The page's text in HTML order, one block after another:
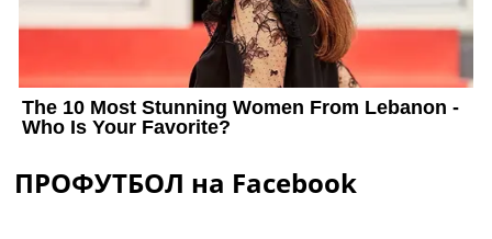
ПРОФУТБОЛ на Facebook